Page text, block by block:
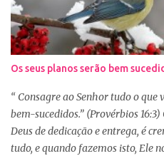
sua leitura. E quando pegamos
começa no dia primeiro de janeiro
no dia 20, desanimamos e
ano e assim vai... Outra situação
vários capítulos por dia, muitas
primeiro de janeiro, mas como
e também com a dificuldade de
Os seus planos serão bem
“ Consagre ao Senhor tudo o que
bem-sucedidos.” (Provérbios
Deus de dedicação e entrega, é
tudo, e quando fazemos isto, Ele